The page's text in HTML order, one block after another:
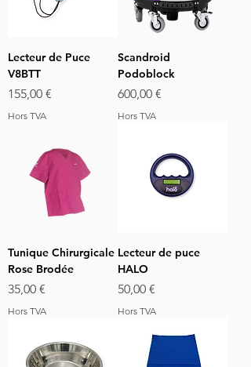
Lecteur de Puce
V8BTT
Prix
155,00 €
Hors TVA
Scandroid
Podoblock
Prix
600,00 €
Hors TVA
Tunique Chirurgicale
Rose Brodée
Prix
35,00 €
Hors TVA
Lecteur de puce
HALO
Prix
50,00 €
Hors TVA